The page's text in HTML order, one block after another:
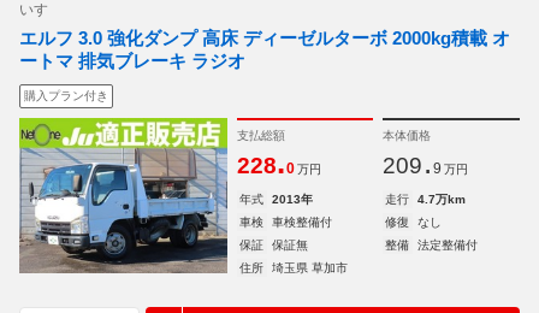
いすゞ
エルフ 3.0 強化ダンプ 高床 ディーゼルターボ 2000kg積載 オ
ートマ 排気ブレーキ ラジオ
購入プラン付き
支払総額
228.0 万円
本体価格
209. 9 万円
年式 2013年 走行
4.7万km
車検
車検整備付 修復
なし
保証
保証無 整備
法定整備付
住所
埼玉県 草加市